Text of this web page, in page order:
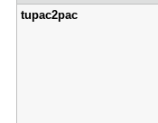
tupac2pac